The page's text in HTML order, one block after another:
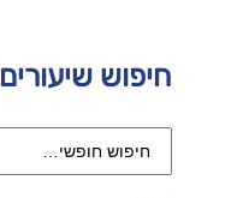
חיפוש שיעורים